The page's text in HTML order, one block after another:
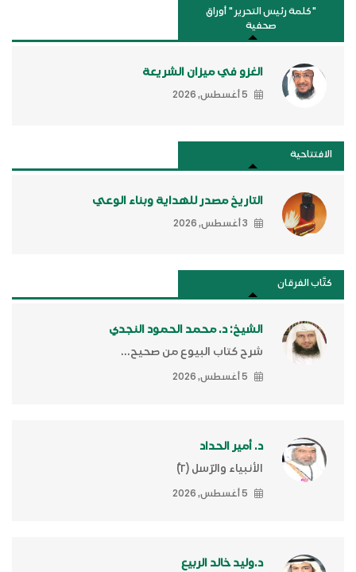
"كلمة رئيس التحرير " أوراق
صحفية
الغزو في ميزان الشريعة
5 أغسطس, 2026
الافتتاحية
التاريخ مصدر للهداية وبناء الوعي
3 أغسطس, 2026
كتَّاب الفرقان
الشيخ: د. محمد الحمود النجدي
شرح كتاب البيوع من صحيح...
5 أغسطس, 2026
د. أمير الحداد
الأنبياء والرّسل (٢)ّ
5 أغسطس, 2026
د.وليد خالد الربيع